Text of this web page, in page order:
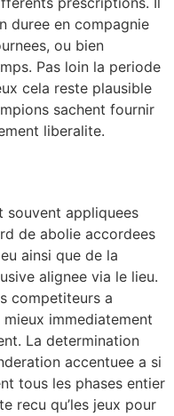
duree en compagnie
ou bien
Pas loin la periode
cela reste plausible
sachent fournir
liberalite.
souvent appliquees
de abolie accordees
ainsi que de la
alignee via le lieu.
competiteurs a
immediatement
La determination
accentuee a si
tous les phases entier
recu qu’les jeux pour